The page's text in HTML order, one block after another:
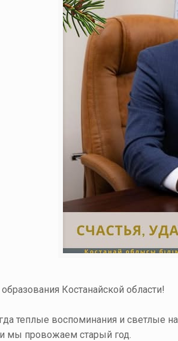
Костанайской области!
теплые воспоминания и
мы провожаем старый год.